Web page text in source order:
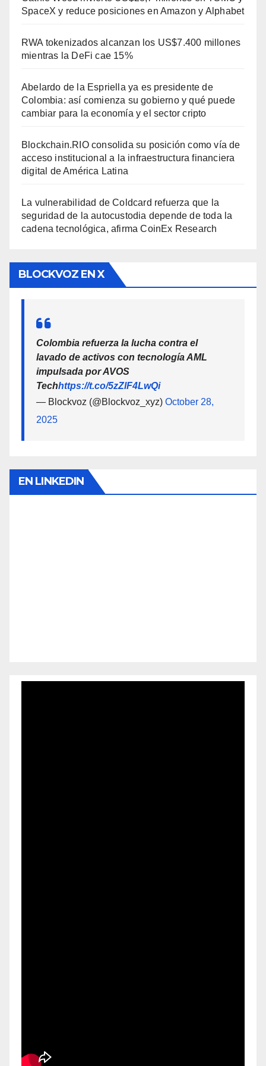
SpaceX y reduce posiciones en Amazon y Alphabet
RWA tokenizados alcanzan los US$7.400 millones
mientras la DeFi cae 15%
Abelardo de la Espriella ya es presidente de
Colombia: así comienza su gobierno y qué puede
cambiar para la economía y el sector cripto
Blockchain.RIO consolida su posición como vía de
acceso institucional a la infraestructura financiera
digital de América Latina
La vulnerabilidad de Coldcard refuerza que la
seguridad de la autocustodia depende de toda la
cadena tecnológica, afirma CoinEx Research
BLOCKVOZ EN X
Colombia refuerza la lucha contra el
lavado de activos con tecnología AML
impulsada por AVOS
Techhttps://t.co/5zZlF4LwQi
— Blockvoz (@Blockvoz_xyz) October 28,
2025
EN LINKEDIN